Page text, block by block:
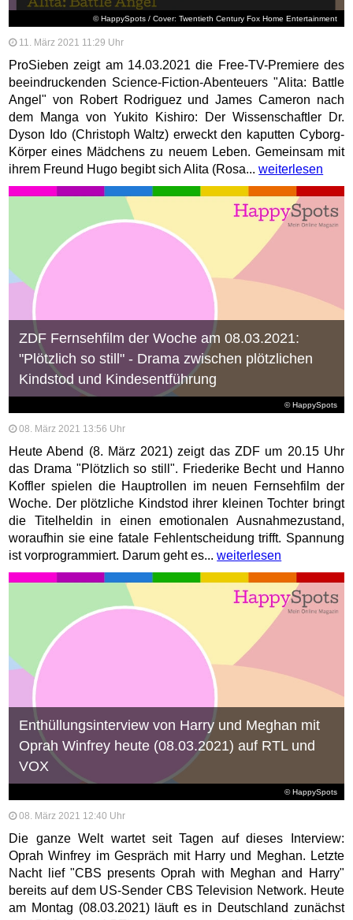
© HappySpots / Cover: Twentieth Century Fox Home Entertainment
11. März 2021 11:29 Uhr
ProSieben zeigt am 14.03.2021 die Free-TV-Premiere des
beeindruckenden Science-Fiction-Abenteuers "Alita: Battle
Angel" von Robert Rodriguez und James Cameron nach
dem Manga von Yukito Kishiro: Der Wissenschaftler Dr.
Dyson Ido (Christoph Waltz) erweckt den kaputten Cyborg-
Körper eines Mädchens zu neuem Leben. Gemeinsam mit
ihrem Freund Hugo begibt sich Alita (Rosa...weiterlesen
© HappySpots
ZDF Fernsehfilm der Woche am 08.03.2021:
"Plötzlich so still" - Drama zwischen plötzlichen
Kindstod und Kindesentführung
08. März 2021 13:56 Uhr
Heute Abend (8. März 2021) zeigt das ZDF um 20.15 Uhr
das Drama "Plötzlich so still". Friederike Becht und Hanno
Koffler spielen die Hauptrollen im neuen Fernsehfilm der
Woche. Der plötzliche Kindstod ihrer kleinen Tochter bringt
die Titelheldin in einen emotionalen Ausnahmezustand,
woraufhin sie eine fatale Fehlentscheidung trifft. Spannung
ist vorprogrammiert. Darum geht es...weiterlesen
© HappySpots
Enthüllungsinterview von Harry und Meghan mit
Oprah Winfrey heute (08.03.2021) auf RTL und
VOX
08. März 2021 12:40 Uhr
Die ganze Welt wartet seit Tagen auf dieses Interview:
Oprah Winfrey im Gespräch mit Harry und Meghan. Letzte
Nacht lief "CBS presents Oprah with Meghan and Harry"
bereits auf dem US-Sender CBS Television Network. Heute
am Montag (08.03.2021) läuft es in Deutschland zunächst